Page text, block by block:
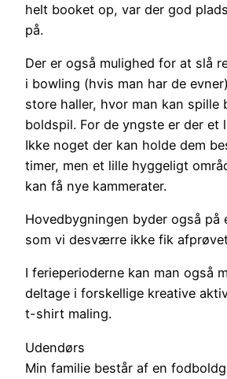
helt booket op, var der god
på.
Der er også mulighed for at slå
i bowling (hvis man har de
store haller, hvor man kan spille
boldspil. For de yngste er der et
Ikke noget der kan holde dem
timer, men et lille hyggeligt
kan få nye kammerater.
Hovedbygningen byder også på
som vi desværre ikke fik
I ferieperioderne kan man også
deltage i forskellige kreative
t-shirt maling.
Udendørs
Min familie består af en